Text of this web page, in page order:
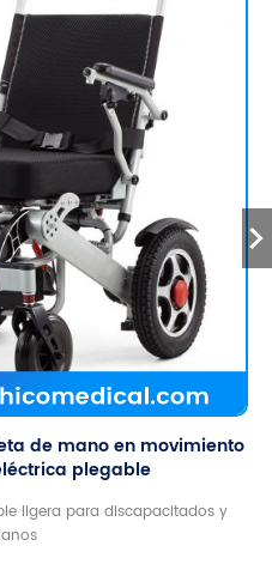
de mano en movimiento
plegable
ligera para discapacitados y